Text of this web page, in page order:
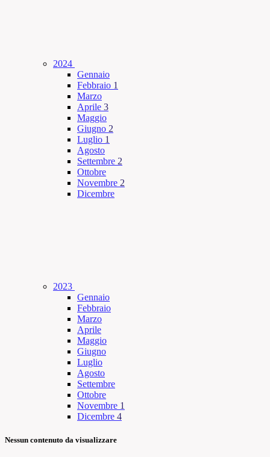
2024
Gennaio
Febbraio 1
Marzo
Aprile 3
Maggio
Giugno 2
Luglio 1
Agosto
Settembre 2
Ottobre
Novembre 2
Dicembre
2023
Gennaio
Febbraio
Marzo
Aprile
Maggio
Giugno
Luglio
Agosto
Settembre
Ottobre
Novembre 1
Dicembre 4
Nessun contenuto da visualizzare